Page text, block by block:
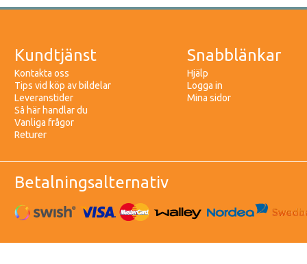
Kundtjänst
Kontakta oss
Tips vid köp av bildelar
Leveranstider
Så här handlar du
Vanliga frågor
Returer
Snabblänkar
Hjälp
Logga in
Mina sidor
Betalningsalternativ